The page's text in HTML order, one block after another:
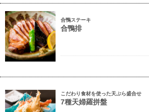
合鴨ステーキ
合鴨排
こだわり食材を使った天ぷら盛合せ
7種天婦羅拼盤